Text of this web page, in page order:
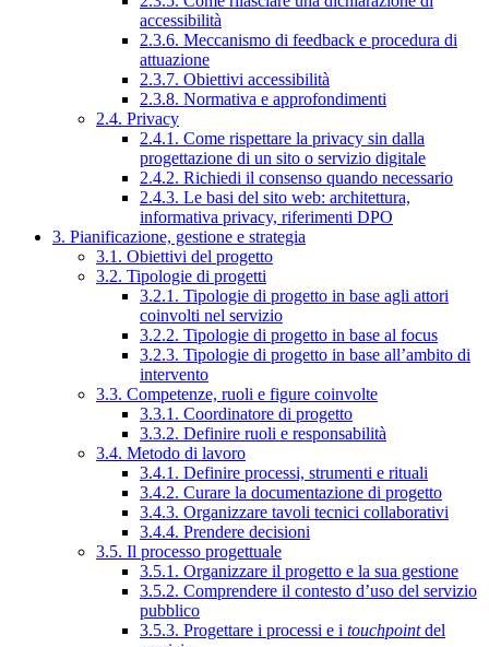
accessibilità
2.3.6. Meccanismo di feedback e procedura di
attuazione
2.3.7. Obiettivi accessibilità
2.3.8. Normativa e approfondimenti
2.4. Privacy
2.4.1. Come rispettare la privacy sin dalla
progettazione di un sito o servizio digitale
2.4.2. Richiedi il consenso quando necessario
2.4.3. Le basi del sito web: architettura,
informativa privacy, riferimenti DPO
3. Pianificazione, gestione e strategia
3.1. Obiettivi del progetto
3.2. Tipologie di progetti
3.2.1. Tipologie di progetto in base agli attori
coinvolti nel servizio
3.2.2. Tipologie di progetto in base al focus
3.2.3. Tipologie di progetto in base all’ambito di
intervento
3.3. Competenze, ruoli e figure coinvolte
3.3.1. Coordinatore di progetto
3.3.2. Definire ruoli e responsabilità
3.4. Metodo di lavoro
3.4.1. Definire processi, strumenti e rituali
3.4.2. Curare la documentazione di progetto
3.4.3. Organizzare tavoli tecnici collaborativi
3.4.4. Prendere decisioni
3.5. Il processo progettuale
3.5.1. Organizzare il progetto e la sua gestione
3.5.2. Comprendere il contesto d’uso del servizio
pubblico
3.5.3. Progettare i processi e i touchpointdel